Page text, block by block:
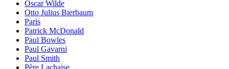
Oscar Wilde
Otto Julius Bierbaum
Paris
Patrick McDonald
Paul Bowles
Paul Gavarni
Paul Smith
Père Lachaise